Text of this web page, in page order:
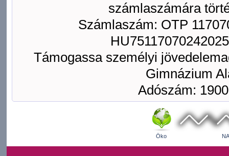
számlaszámára
Számlaszám: OTP
Támogassa személyi
Gimnázium
Adószám:
Öko